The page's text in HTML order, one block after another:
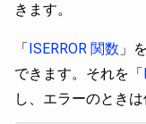
きます。
「 ISERROR 関数 」
できます。それを「
し、エラーのとき